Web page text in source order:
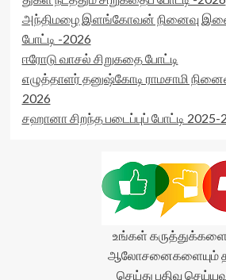
அந்திமழை இளங்கோவன் நினைவு
போட்டி -2026
ஈரோடு வாசல் சிறுகதை போட்டி
எழுத்தாளர் தனுஷ்கோடி ராமசாமி
2026
சஹானா சிறந்த படைப்புப் போட்டி 2025-
உங்கள்
ஆலோசனைகளையும்
செய்து பதிவு